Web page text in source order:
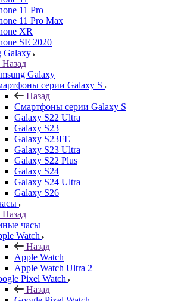
11 Pro
11 Pro Max
XR
SE 2020
Galaxy
Назад
Galaxy
серии Galaxy S
Назад
Смартфоны серии Galaxy S
Galaxy S22 Ultra
Galaxy S23
Galaxy S23FE
Galaxy S23 Ultra
Galaxy S22 Plus
Galaxy S24
Galaxy S24 Ultra
Galaxy S26
Назад
часы
Watch
Назад
Apple Watch
Apple Watch Ultra 2
Pixel Watch
Назад